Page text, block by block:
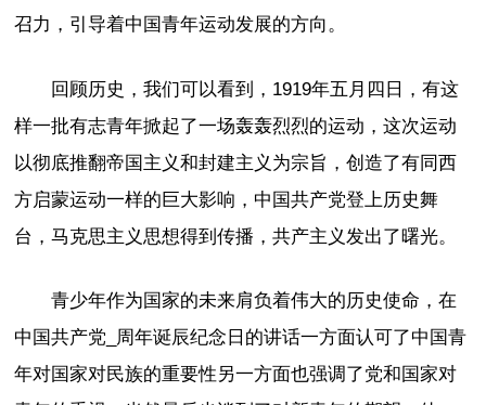
召力，引导着中国青年运动发展的方向。
回顾历史，我们可以看到，1919年五月四日，有这
样一批有志青年掀起了一场轰轰烈烈的运动，这次运动
以彻底推翻帝国主义和封建主义为宗旨，创造了有同西
方启蒙运动一样的巨大影响，中国共产党登上历史舞
台，马克思主义思想得到传播，共产主义发出了曙光。
青少年作为国家的未来肩负着伟大的历史使命，在
中国共产党_周年诞辰纪念日的讲话一方面认可了中国青
年对国家对民族的重要性另一方面也强调了党和国家对